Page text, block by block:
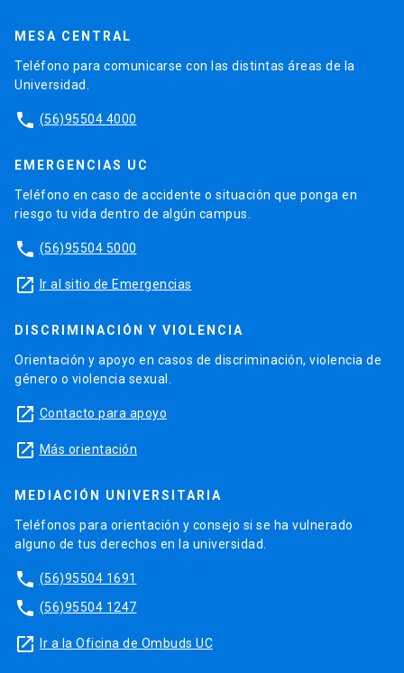
MESA CENTRAL
Teléfono para comunicarse con las distintas áreas de la
Universidad.
phone (56)95504 4000
EMERGENCIAS UC
Teléfono en caso de accidente o situación que ponga en
riesgo tu vida dentro de algún campus.
phone (56)95504 5000
launch Ir al sitio de Emergencias
DISCRIMINACIÓN Y VIOLENCIA
Orientación y apoyo en casos de discriminación, violencia de
género o violencia sexual.
launch Contacto para apoyo
launch Más orientación
MEDIACIÓN UNIVERSITARIA
Teléfonos para orientación y consejo si se ha vulnerado
alguno de tus derechos en la universidad.
phone (56)95504 1691
phone (56)95504 1247
launch Ir a la Oficina de Ombuds UC